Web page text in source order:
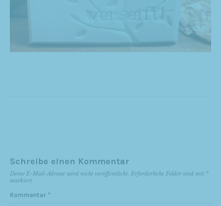
Schreibe einen Kommentar
Deine E-Mail-Adresse wird nicht veröffentlicht. Erforderliche Felder sind mit *
markiert
Kommentar *